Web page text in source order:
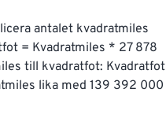
antalet kvadratmiles
= Kvadratmiles * 27 878
till kvadratfot: Kvadratfot
lika med 139 392 000